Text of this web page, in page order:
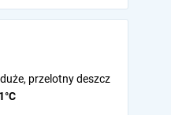
przelotny deszcz